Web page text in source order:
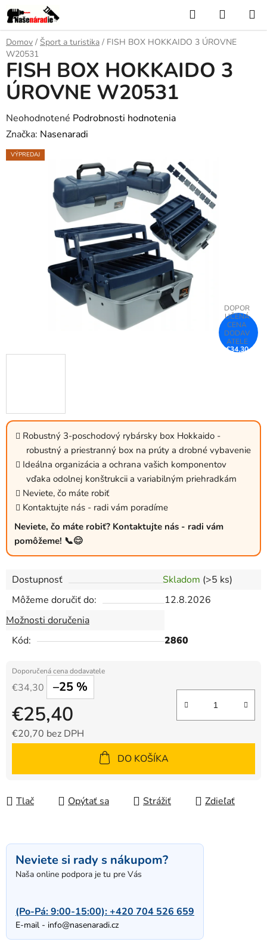
Prejsť
na
obsah
Hľadať
KOŠÍK
Domov / Šport a turistika / FISH BOX HOKKAIDO 3 ÚROVNE
W20531
Robustný 3-poschodový rybársky box Hokkaido -
robustný a priestranný box na prúty a drobné vybavenie
Ideálna organizácia a ochrana vašich komponentov
vďaka odolnej konštrukcii a variabilným priehradkám
Neviete, čo máte robiť
Kontaktujte nás - radi vám poradíme
Neviete, čo máte robiť? Kontaktujte nás - radi vám
pomôžeme! 📞😊
Dostupnosť Skladom (>5 ks)
Môžeme doručiť do:
12.8.2026
Možnosti doručenia
Kód:
2860
€34,30 –25 %
€25,40
€20,70 bez DPH
DO KOŠÍKA
Tlač Opýtať sa Strážiť Zdieľať
FISH BOX HOKKAIDO 3
ÚROVNE W20531
Priemerné
hodnotenie
produktu
Neohodnotené Podrobnosti hodnotenia
Značka: Nasenaradi
VÝPREDAJ
€34,30
Neviete si rady s nákupom?
Naša online podpora je tu pre Vás
(Po-Pá: 9:00-15:00):+420 704 526 659
E-mail - info@nasenaradi.cz